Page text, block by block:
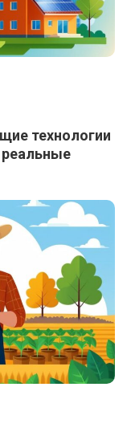
технологии